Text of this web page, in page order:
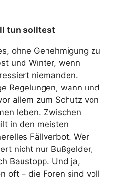
tun solltest
ohne Genehmigung zu
und Winter, wenn
niemanden.
Regelungen, wann und
allem zum Schutz von
leben. Zwischen
in den meisten
Fällverbot. Wer
nicht nur Bußgelder,
Baustopp. Und ja,
oft – die Foren sind voll